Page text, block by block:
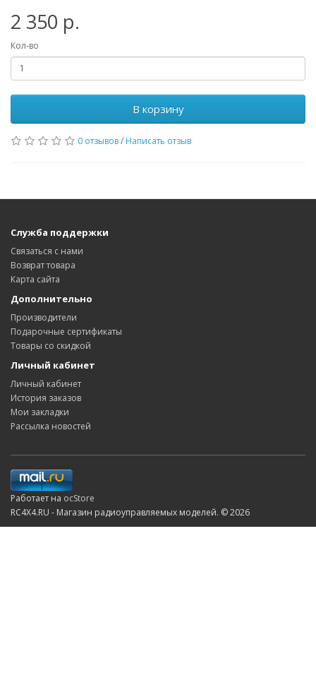
2 350 р.
Кол-во
В корзину
0 отзывов/ Написать отзыв
Служба поддержки
Связаться с нами
Возврат товара
Карта сайта
Дополнительно
Производители
Подарочные сертификаты
Товары со скидкой
Личный кабинет
Личный кабинет
История заказов
Мои закладки
Рассылка новостей
Работает на ocStore
RC4X4.RU - Магазин радиоуправляемых моделей. © 2026